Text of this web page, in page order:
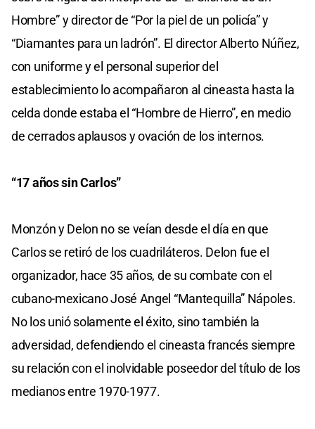
Hombre” y director de “Por la piel de un policía” y
“Diamantes para un ladrón”. El director Alberto Núñez,
con uniforme y el personal superior del
establecimiento lo acompañaron al cineasta hasta la
celda donde estaba el “Hombre de Hierro”, en medio
de cerrados aplausos y ovación de los internos.
“17 años sin Carlos”
Monzón y Delon no se veían desde el día en que
Carlos se retiró de los cuadriláteros. Delon fue el
organizador, hace 35 años, de su combate con el
cubano-mexicano José Angel “Mantequilla” Nápoles.
No los unió solamente el éxito, sino también la
adversidad, defendiendo el cineasta francés siempre
su relación con el inolvidable poseedor del título de los
medianos entre 1970-1977.